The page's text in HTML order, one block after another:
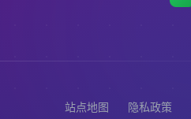
站点地图 隐私政策